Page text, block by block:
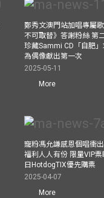
鄭秀文澳門站加唱專屬
不可取替》答謝粉絲 第
珍藏Sammi CD「自肥
為偶像獻出第一次
2025-05-11
More
寵粉馮允謙感恩個唱衝
福利人人有份 限量VIP
日HotdogTIX優先購票
2025-04-07
More